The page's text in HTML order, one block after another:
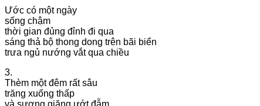
Ước có một ngày
sống chậm
thời gian đủng đỉnh đi qua
sáng thả bộ thong dong trên bãi biển
trưa ngủ nướng vắt qua chiều
3.
Thèm một đêm rất sâu
trăng xuống thấp